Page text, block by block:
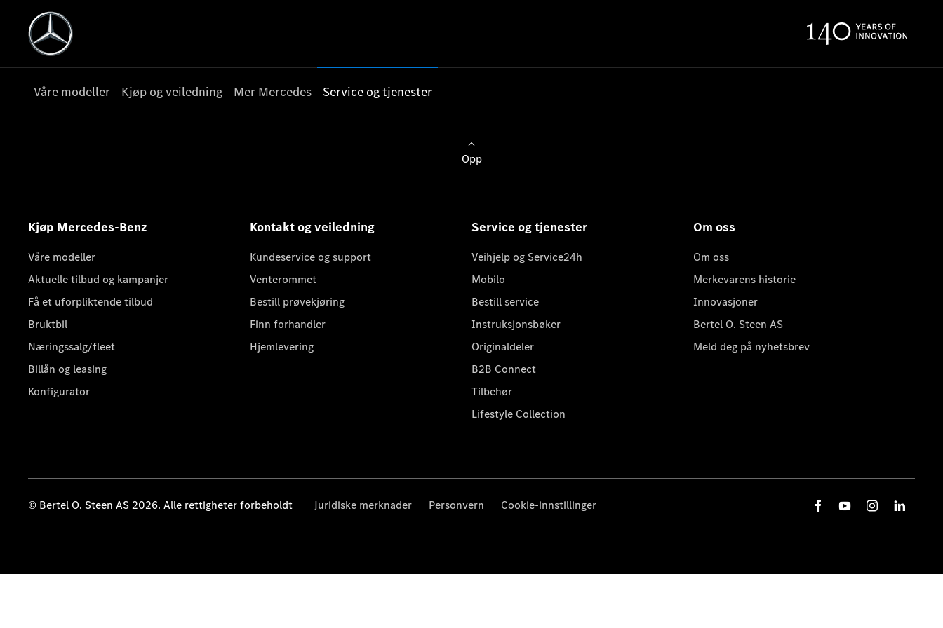
Våre modeller Kjøp og veiledning Mer Mercedes Service og tjenester
Opp
Kjøp Mercedes-Benz
Våre modeller
Aktuelle tilbud og kampanjer
Få et uforpliktende tilbud
Bruktbil
Næringssalg/fleet
Billån og leasing
Konfigurator
Kontakt og veiledning
Kundeservice og support
Venterommet
Bestill prøvekjøring
Finn forhandler
Hjemlevering
Service og tjenester
Veihjelp og Service24h
Mobilo
Bestill service
Instruksjonsbøker
Originaldeler
B2B Connect
Tilbehør
Lifestyle Collection
Om oss
Om oss
Merkevarens historie
Innovasjoner
Bertel O. Steen AS
Meld deg på nyhetsbrev
© Bertel O. Steen AS 2026. Alle rettigheter forbeholdt Juridiske merknader Personvern Cookie-innstillinger